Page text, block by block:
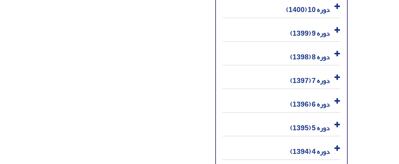
دوره 10 (1400)
دوره 9 (1399)
دوره 8 (1398)
دوره 7 (1397)
دوره 6 (1396)
دوره 5 (1395)
دوره 4 (1394)